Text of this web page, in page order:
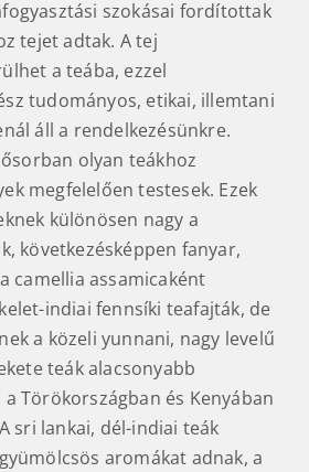
szokásai fordítottak
tejet adtak. A tej
a teába, ezzel
tudományos, etikai, illemtani
áll a rendelkezésünkre.
olyan teákhoz
megfelelően testesek. Ezek
különösen nagy a
következésképpen fanyar,
camellia assamicaként
indiai fennsíki teafajták, de
a közeli yunnani, nagy levelű
teák alacsonyabb
Törökországban és Kenyában
sri lankai, dél-indiai teák
aromákat adnak, a